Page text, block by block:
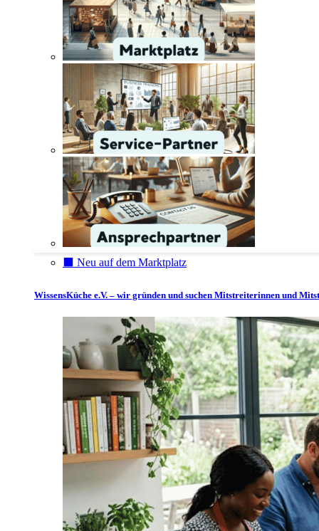
⬛️ Neu auf dem Marktplatz
WissensKüche e.V. – wir gründen und suchen Mitstreiterinnen und